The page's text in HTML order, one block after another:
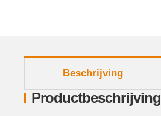
Beschrijving
Productbeschrijving